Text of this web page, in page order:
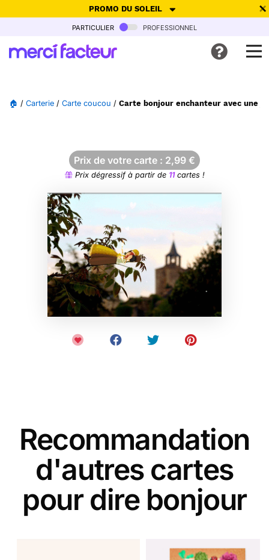
PROMO DU SOLEIL
-30% de réduction avec le code SUMMER26pour envoyer des
Ne plus afficher
particulier professionnel
🏠 / Carterie / Carte coucou / Carte bonjour enchanteur avec une
Prix de votre carte : 2,99 €
Prix dégressif à partir de 11cartes !
Recommandation
d'autres cartes
pour dire bonjour